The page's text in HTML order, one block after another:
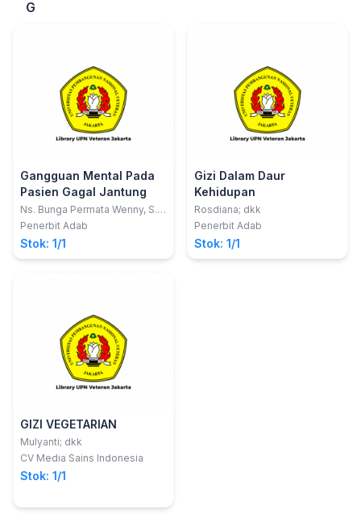
G
Gangguan Mental Pada
Pasien Gagal Jantung
Ns. Bunga Permata Wenny, S.
Kep., M. Kep.; dr. Bram Sesario
M.PH
Penerbit Adab
Stok: 1/1
Gizi Dalam Daur
Kehidupan
Rosdiana; dkk
Penerbit Adab
Stok: 1/1
GIZI VEGETARIAN
Mulyanti; dkk
CV Media Sains Indonesia
Stok: 1/1